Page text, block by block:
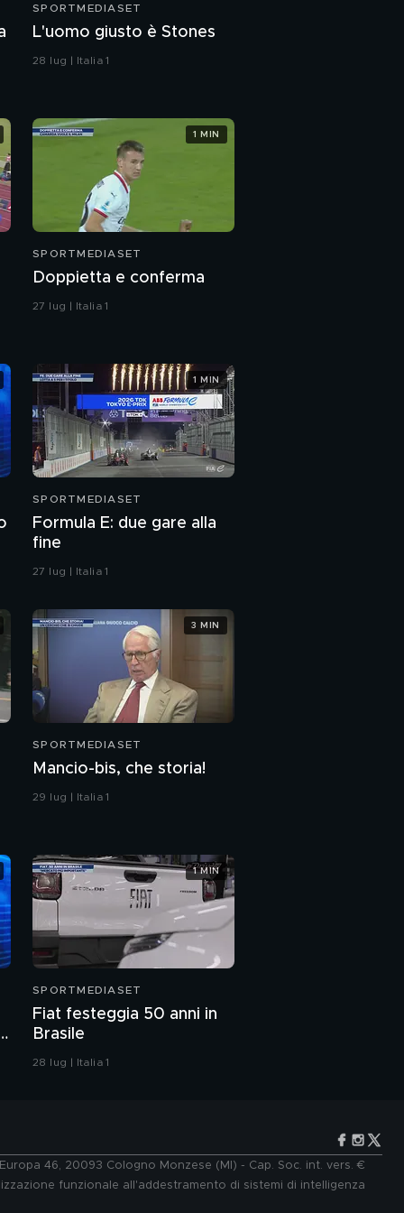
Viaggio nel mondo Kia
SPORTMEDIASET
L'uomo giusto è Stones
28 lug | Italia 1
SPORTMEDIASET
Doppietta e conferma
27 lug | Italia 1
1 MIN
SPORTMEDIASET
Formula E: due gare alla
fine
27 lug | Italia 1
1 MIN
SPORTMEDIASET
Mancio-bis, che storia!
29 lug | Italia 1
3 MIN
SPORTMEDIASET
Fiat festeggia 50 anni in
Brasile
28 lug | Italia 1
1 MIN
46, 20093 Cologno Monzese (MI) - Cap. Soc. int. vers. €
funzionale all'addestramento di sistemi di intelligenza